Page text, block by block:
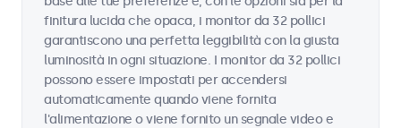
finitura lucida che opaca, i monitor da 32 pollici
garantiscono una perfetta leggibilità con la giusta
luminosità in ogni situazione. I monitor da 32 pollici
possono essere impostati per accendersi
automaticamente quando viene fornita
l'alimentazione o viene fornito un segnale video e